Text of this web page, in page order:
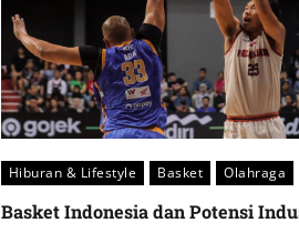
Hiburan & Lifestyle Basket Olahraga
Basket Indonesia dan Potensi